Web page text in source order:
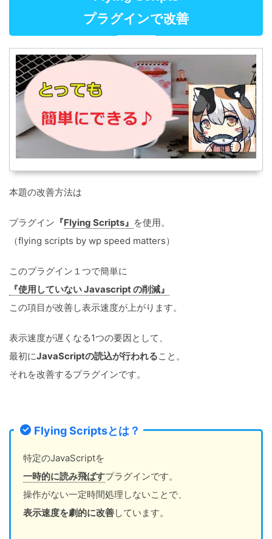
プラグインで改善
本題の改善方法は
プラグイン 『Flying Scripts』 を使用。
（flying scripts by wp speed matters）
このプラグイン１つで簡単に
『使用していない Javascript の削減』
この項目が改善し表示速度が上がります。
表示速度が遅くなる1つの要因として、
最初にJavaScriptの読込が行われること。
それを改善するプラグインです。
Flying Scriptsとは？
特定のJavaScriptを
一時的に読み飛ばすプラグインです。
操作がない一定時間処理しないことで、
表示速度を劇的に改善しています。